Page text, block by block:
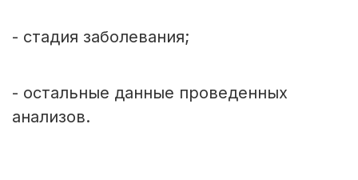
- стадия заболевания;
- остальные данные проведенных
анализов.